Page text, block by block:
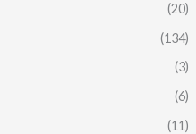
(20)
(134)
(3)
(6)
(11)